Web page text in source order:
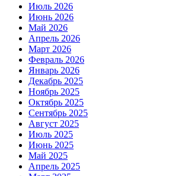
Июль 2026
Июнь 2026
Май 2026
Апрель 2026
Март 2026
Февраль 2026
Январь 2026
Декабрь 2025
Ноябрь 2025
Октябрь 2025
Сентябрь 2025
Август 2025
Июль 2025
Июнь 2025
Май 2025
Апрель 2025